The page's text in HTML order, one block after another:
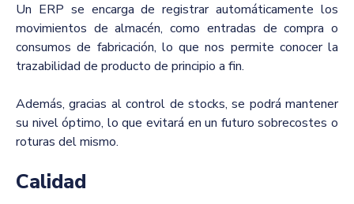
Un ERP se encarga de registrar automáticamente los
movimientos de almacén, como entradas de compra o
consumos de fabricación, lo que nos permite conocer la
trazabilidad de producto de principio a fin.
Además, gracias al control de stocks, se podrá mantener
su nivel óptimo, lo que evitará en un futuro sobrecostes o
roturas del mismo.
Calidad